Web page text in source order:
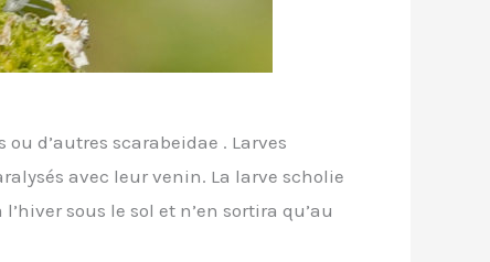
d’autres scarabeidae . Larves
avec leur venin. La larve scholie
sous le sol et n’en sortira qu’au